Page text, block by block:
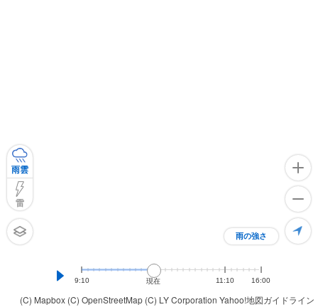
(C) Mapbox (C) OpenStreetMap (C) LY Corporation Yahoo!地図ガイドライン
雨の強さ
雨雲
雷
9:10 現在 11:10 16:00